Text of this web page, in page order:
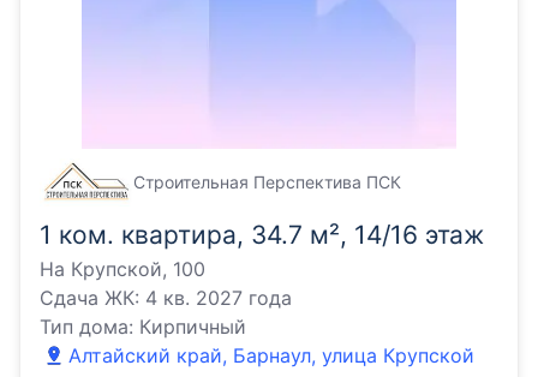
1 ком. квартира, 34.7 м², 14/16 этаж
На Крупской, 100
Сдача ЖК: 4 кв. 2027 года
Тип дома: Кирпичный
Алтайский край, Барнаул, улица Крупской
Строительная Перспектива ПСК